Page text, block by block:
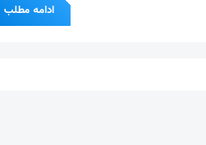
ادامه مطلب